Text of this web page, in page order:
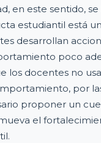
en este sentido,
estudiantil está
desarrollan
poco
los docentes no
por
proponer un
el